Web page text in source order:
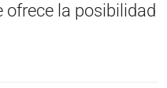
ofrece la posibilidad